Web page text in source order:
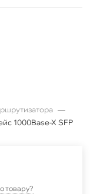
—
1000Base-X SFP
товару?